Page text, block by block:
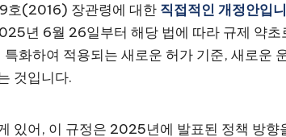
호(2016) 장관령에 대한 직접적인 개정안입
년 6월 26일부터 해당 법에 따라 규제 약초
특화하여 적용되는 새로운 허가 기준, 새로운
것입니다.
있어, 이 규정은 2025년에 발표된 정책 방향